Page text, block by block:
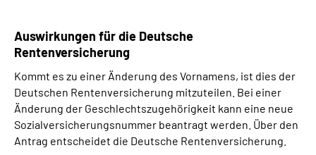
Auswirkungen für die Deutsche
Rentenversicherung
Kommt es zu einer Änderung des Vornamens, ist dies der
Deutschen Rentenversicherung mitzuteilen. Bei einer
Änderung der Geschlechtszugehörigkeit kann eine neue
Sozialversicherungsnummer beantragt werden. Über den
Antrag entscheidet die Deutsche Rentenversicherung.